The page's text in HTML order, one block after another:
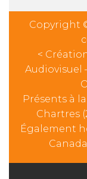
Copyright
<
Audiovisuel
Présents à
Chartres
Également